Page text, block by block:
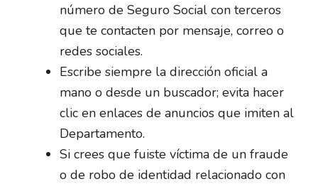
número de Seguro Social con terceros
que te contacten por mensaje, correo o
redes sociales.
Escribe siempre la dirección oficial a
mano o desde un buscador; evita hacer
clic en enlaces de anuncios que imiten al
Departamento.
Si crees que fuiste víctima de un fraude
o de robo de identidad relacionado con